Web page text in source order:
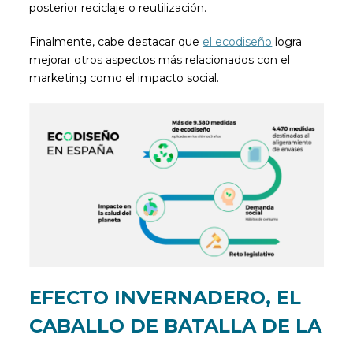
posterior reciclaje o reutilización.
Finalmente, cabe destacar que el ecodiseño logra
mejorar otros aspectos más relacionados con el
marketing como el impacto social.
EFECTO INVERNADERO, EL
CABALLO DE BATALLA DE LA